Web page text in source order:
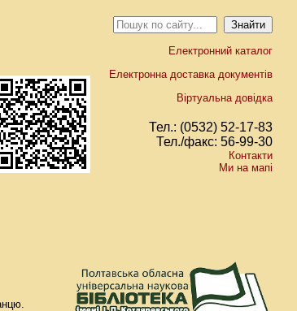
Електронний каталог
Електронна доставка документів
Віртуальна довідка
Тел.: (0532) 52-17-83
Тел./факс: 56-99-30
Контакти
Ми на мапі